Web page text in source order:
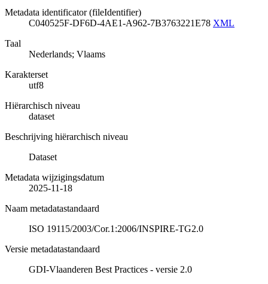
Metadata identificator (fileIdentifier)
C040525F-DF6D-4AE1-A962-7B3763221E78 XML
Taal
Nederlands; Vlaams
Karakterset
utf8
Hiërarchisch niveau
dataset
Beschrijving hiërarchisch niveau
Dataset
Metadata wijzigingsdatum
2025-11-18
Naam metadatastandaard
ISO 19115/2003/Cor.1:2006/INSPIRE-TG2.0
Versie metadatastandaard
GDI-Vlaanderen Best Practices - versie 2.0